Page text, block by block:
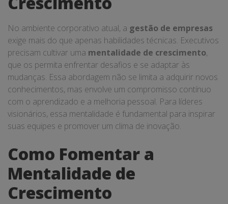
No ambiente corporativo atual, a gestão de empresas
exige mais do que apenas habilidades técnicas. Executivos
precisam cultivar uma mentalidade de crescimento,
que os permita enfrentar desafios e se adaptar às
mudanças. Essa abordagem não se limita a adquirir novos
conhecimentos, mas envolve um compromisso contínuo
com o aprendizado e a melhoria pessoal. Para líderes
visionários, essa mentalidade é fundamental para inspirar
suas equipes e promover um clima de inovação.
Como Fomentar a
Mentalidade de
Crescimento